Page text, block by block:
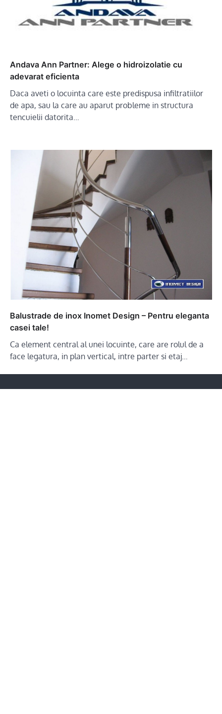
Andava Ann Partner: Alege o hidroizolatie cu
adevarat eficienta
Daca aveti o locuinta care este predispusa infiltratiilor
de apa, sau la care au aparut probleme in structura
tencuielii datorita…
Balustrade de inox Inomet Design – Pentru eleganta
casei tale!
Ca element central al unei locuinte, care are rolul de a
face legatura, in plan vertical, intre parter si etaj…